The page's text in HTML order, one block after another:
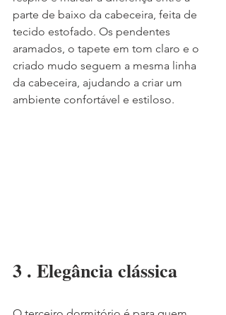
parte de baixo da cabeceira, feita de
tecido estofado. Os pendentes
aramados, o tapete em tom claro e o
criado mudo seguem a mesma linha
da cabeceira, ajudando a criar um
ambiente confortável e estiloso.
3 . Elegância clássica